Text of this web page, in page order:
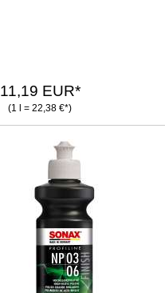
11,19 EUR*
(1 l = 22,38 €*)